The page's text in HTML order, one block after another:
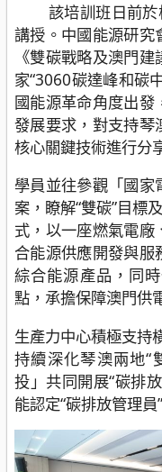
該培訓班日前於
講授。中國能源研究
《雙碳戰略及澳門
家“3060碳達峰和碳
國能源革命角度出
發展要求，對支持琴
核心關鍵技術進行分
學員並往參觀「國
案，瞭解“雙碳”目標
式，以一座燃氣電
合能源供應開發與
綜合能源產品，同
點，承擔保障澳門供
生產力中心積極支持
持續深化琴澳兩地“
投」共同開展“碳排
能認定“碳排放管理